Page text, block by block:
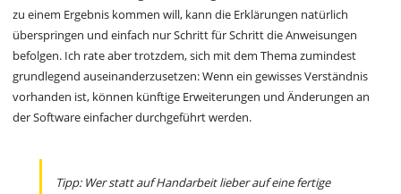
zu einem Ergebnis kommen will, kann die Erklärungen natürlich
überspringen und einfach nur Schritt für Schritt die Anweisungen
befolgen. Ich rate aber trotzdem, sich mit dem Thema zumindest
grundlegend auseinanderzusetzen: Wenn ein gewisses Verständnis
vorhanden ist, können künftige Erweiterungen und Änderungen an
der Software einfacher durchgeführt werden.
Tipp: Wer statt auf Handarbeit lieber auf eine fertige